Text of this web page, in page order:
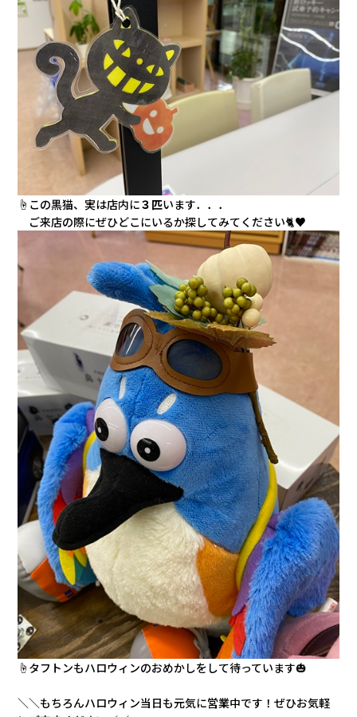
☝この黒猫、実は店内に３匹います．．．
ご来店の際にぜひどこにいるか探してみてください🐈♥
☝タフトンもハロウィンのおめかしをして待っています🎃
＼＼もちろんハロウィン当日も元気に営業中です！ぜひお気軽